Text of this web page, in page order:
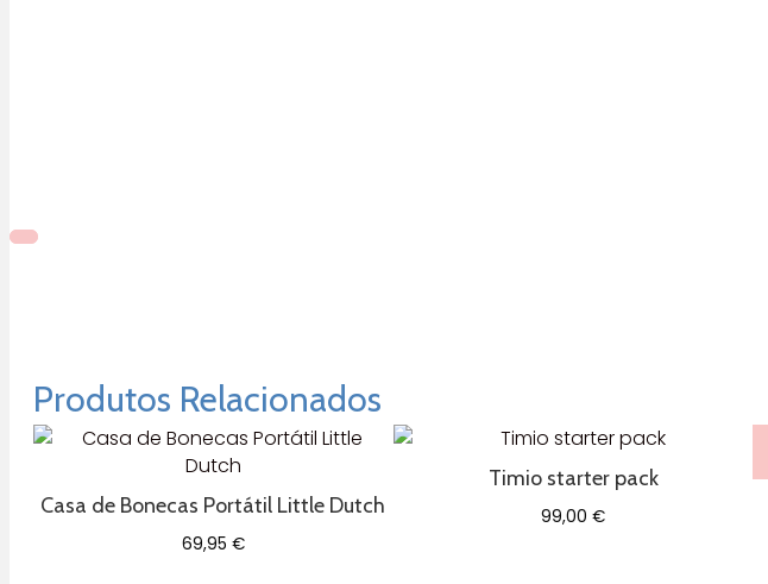
Produtos Relacionados
Casa de Bonecas Portátil Little Dutch
69,95 €
Timio starter pack
99,00 €